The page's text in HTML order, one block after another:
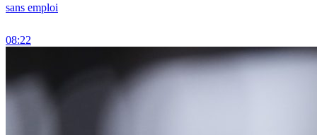
sans emploi
08:22